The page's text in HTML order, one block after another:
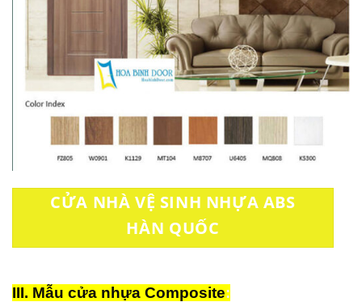
CỬA NHÀ VỆ SINH NHỰA ABS
HÀN QUỐC
III. Mẫu cửa nhựa Composite: